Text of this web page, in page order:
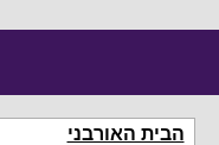
הבית האורבני